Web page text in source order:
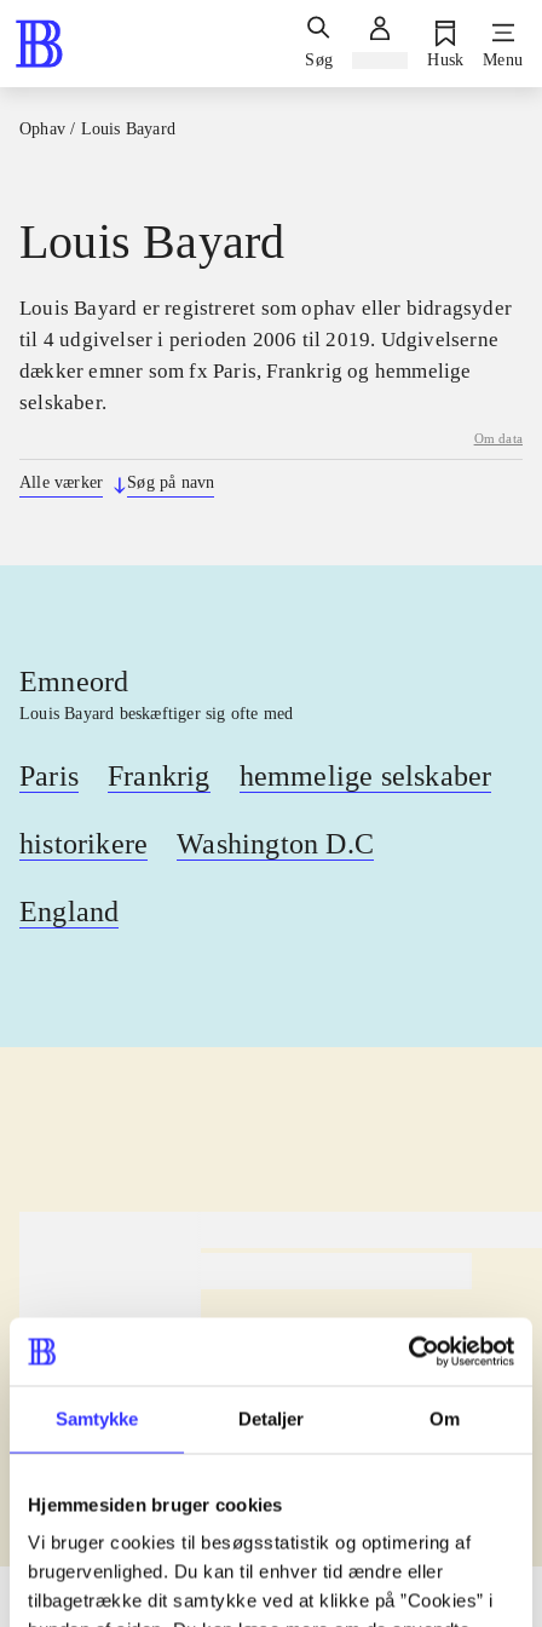
Samtykke Detaljer Om
Hjemmesiden bruger cookies
Vi bruger cookies til besøgsstatistik og optimering af
brugervenlighed. Du kan til enhver tid ændre eller
tilbagetrække dit samtykke ved at klikke på ”Cookies” i
Søg Husk Menu
Ophav / Louis Bayard
Louis Bayard
Louis Bayard er registreret som ophav eller bidragsyder
til 4 udgivelser i perioden 2006 til 2019. Udgivelserne
dækker emner som fx Paris, Frankrig og hemmelige
selskaber.
Om data
Alle værker Søg på navn
Emneord
Louis Bayard beskæftiger sig ofte med
Paris Frankrig hemmelige selskaber
historikere Washington D.C
England
Anmeldt i title1